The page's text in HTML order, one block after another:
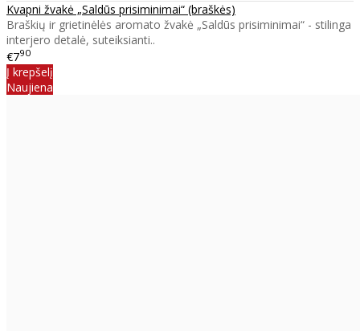
Kvapni žvakė „Saldūs prisiminimai“ (braškės)
Braškių ir grietinėlės aromato žvakė „Saldūs prisiminimai“ - stilinga
interjero detalė, suteiksianti..
€790
Į krepšelį
Naujiena